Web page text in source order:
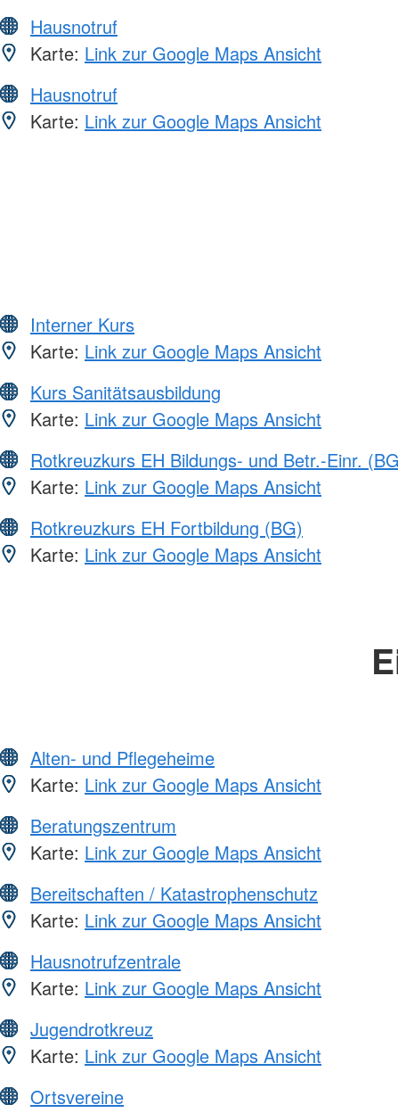
Hausnotruf
Karte: Link zur Google Maps Ansicht
Hausnotruf
Karte: Link zur Google Maps Ansicht
Interner Kurs
Karte: Link zur Google Maps Ansicht
Kurs Sanitätsausbildung
Karte: Link zur Google Maps Ansicht
Rotkreuzkurs EH Bildungs- und Betr.-Einr.
Karte: Link zur Google Maps Ansicht
Rotkreuzkurs EH Fortbildung (BG)
Karte: Link zur Google Maps Ansicht
Alten- und Pflegeheime
Karte: Link zur Google Maps Ansicht
Beratungszentrum
Karte: Link zur Google Maps Ansicht
Bereitschaften / Katastrophenschutz
Karte: Link zur Google Maps Ansicht
Hausnotrufzentrale
Karte: Link zur Google Maps Ansicht
Jugendrotkreuz
Karte: Link zur Google Maps Ansicht
Ortsvereine